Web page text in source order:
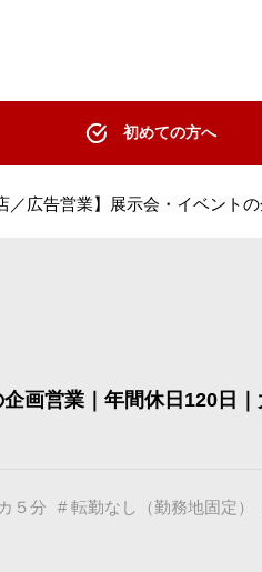
初めての方へ
／広告営業】展示会・イベント
画営業｜年間休日120日
５分 # 転勤なし（勤務地固定）